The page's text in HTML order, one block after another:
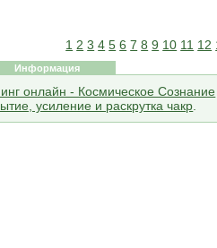
1 2 3 4 5 6 7 8 9 10 11 12
Информация
онлайн - Космическое Сознание
усиление и раскрутка чакр